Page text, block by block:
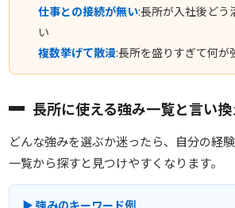
仕事との接続が無い:長所が入社後どう
い
複数挙げて散漫:長所を盛りすぎて何が
長所に使える強み一覧と言い
どんな強みを選ぶか迷ったら、自分の経
一覧から探すと見つけやすくなります。